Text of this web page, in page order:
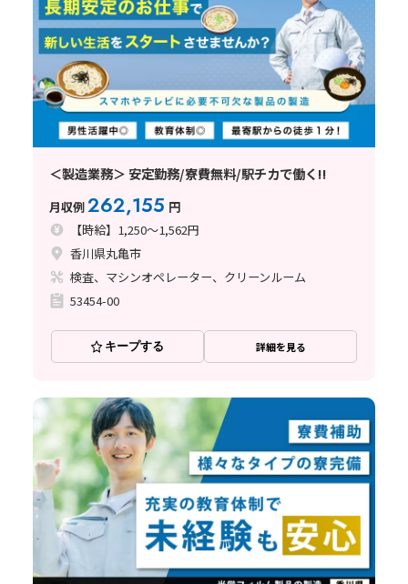
＜製造業務＞ 安定勤務/寮費無料/駅チカで働く!!
月収例262,155 円
【時給】1,250～1,562円
香川県丸亀市
検査、マシンオペレーター、クリーンルーム
53454-00
キープする 詳細を見る